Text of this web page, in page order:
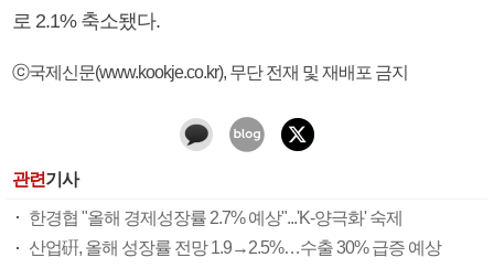
로 2.1% 축소됐다.
ⓒ국제신문(www.kookje.co.kr), 무단 전재 및 재배포 금지
관련기사
한경협 "올해 경제성장률 2.7% 예상"...'K-양극화' 숙제
산업硏, 올해 성장률 전망 1.9→2.5%…수출 30% 급증 예상